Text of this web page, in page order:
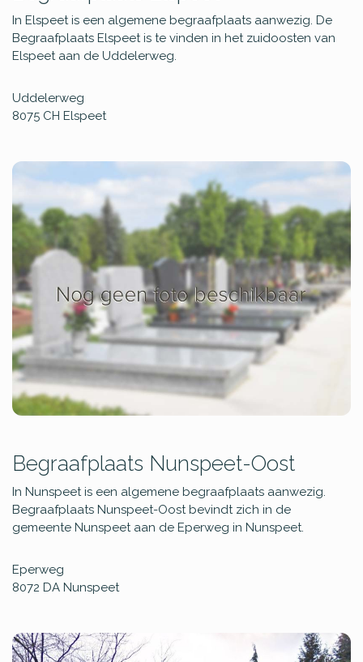
In Elspeet is een algemene begraafplaats aanwezig. De
Begraafplaats Elspeet is te vinden in het zuidoosten van
Elspeet aan de Uddelerweg.
Uddelerweg
8075 CH Elspeet
Begraafplaats Nunspeet-Oost
In Nunspeet is een algemene begraafplaats aanwezig.
Begraafplaats Nunspeet-Oost bevindt zich in de
gemeente Nunspeet aan de Eperweg in Nunspeet.
Eperweg
8072 DA Nunspeet